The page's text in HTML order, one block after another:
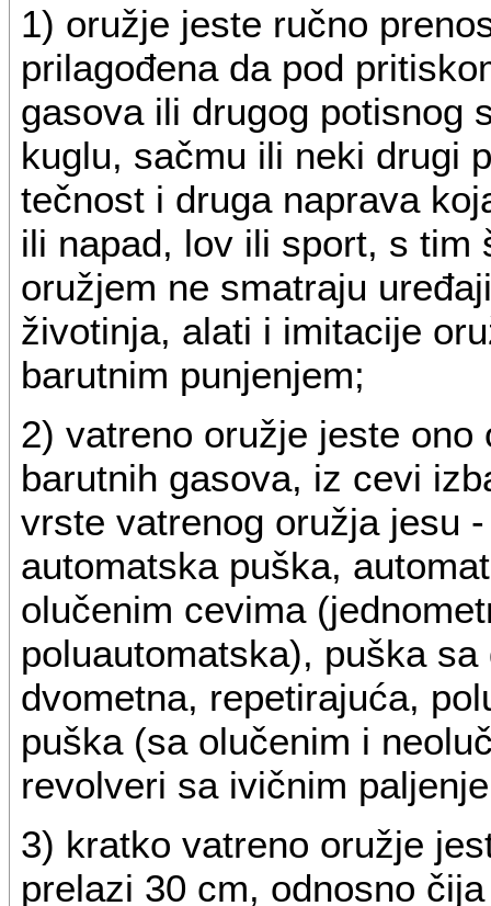
1) oružje jeste ručno
prilagođena da pod
gasova ili drugog potisnog
kuglu, sačmu ili neki drugi
tečnost i druga naprava
ili napad, lov ili sport, s tim
oružjem ne smatraju
životinja, alati i imitacije
barutnim punjenjem;
2) vatreno oružje jeste
barutnih gasova, iz cevi
vrste vatrenog oružja jesu
automatska puška,
olučenim cevima
poluautomatska), puška
dvometna, repetirajuća,
puška (sa olučenim i
revolveri sa ivičnim
3) kratko vatreno oružje
prelazi 30 cm, odnosno